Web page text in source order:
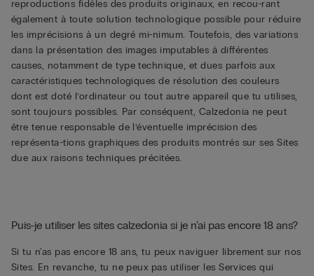
reproductions fidèles des produits originaux, en recou-rant
également à toute solution technologique possible pour réduire
les imprécisions à un degré mi-nimum. Toutefois, des variations
dans la présentation des images imputables à différentes
causes, notamment de type technique, et dues parfois aux
caractéristiques technologiques de résolution des couleurs
dont est doté l’ordinateur ou tout autre appareil que tu utilises,
sont toujours possibles. Par conséquent, Calzedonia ne peut
être tenue responsable de l’éventuelle imprécision des
représenta-tions graphiques des produits montrés sur ses Sites
due aux raisons techniques précitées.
Puis-je utiliser les sites calzedonia si je n’ai pas encore 18 ans?
Si tu n'as pas encore 18 ans, tu peux naviguer librement sur nos
Sites. En revanche, tu ne peux pas utiliser les Services qui